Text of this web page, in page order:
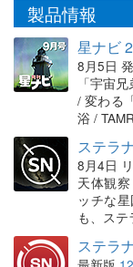
製品情報
星ナビ
8月5日
「宇宙
/ 変わる
浴 /
ステラ
8月4日
天体観
ッチな
も、ステ
ステラ